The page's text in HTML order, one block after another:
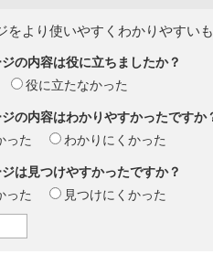
をより使いやすくわかりやすい
の内容は役に立ちましたか？
役に立たなかった
の内容はわかりやすかったですか
った
わかりにくかった
は見つけやすかったですか？
った
見つけにくかった